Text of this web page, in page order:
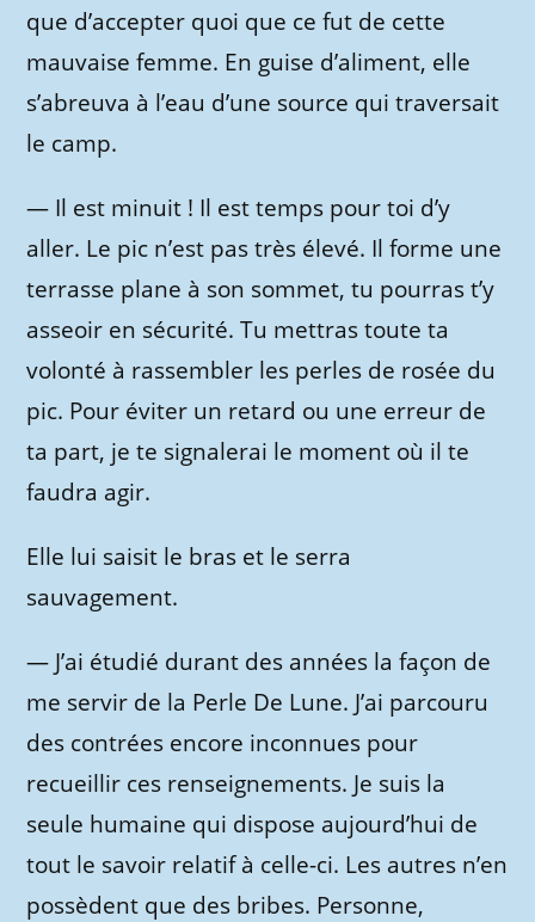
que d’accepter quoi que ce fut de cette
mauvaise femme. En guise d’aliment, elle
s’abreuva à l’eau d’une source qui traversait
le camp.
— Il est minuit ! Il est temps pour toi d’y
aller. Le pic n’est pas très élevé. Il forme une
terrasse plane à son sommet, tu pourras t’y
asseoir en sécurité. Tu mettras toute ta
volonté à rassembler les perles de rosée du
pic. Pour éviter un retard ou une erreur de
ta part, je te signalerai le moment où il te
faudra agir.
Elle lui saisit le bras et le serra
sauvagement.
— J’ai étudié durant des années la façon de
me servir de la Perle De Lune. J’ai parcouru
des contrées encore inconnues pour
recueillir ces renseignements. Je suis la
seule humaine qui dispose aujourd’hui de
tout le savoir relatif à celle-ci. Les autres n’en
possèdent que des bribes. Personne,